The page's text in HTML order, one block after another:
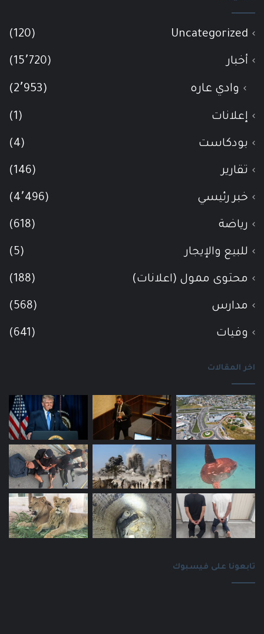
Uncategorized
(120)
أخبار (15٬720)
وادي عاره (2٬953)
إعلانات (1)
بودكاست (4)
تقارير (146)
خبر رئيسي (4٬496)
رياضة (618)
للبيع والإيجار (5)
محتوى ممول (اعلانات) (188)
مدارس (568)
وفيات (641)
اخر المقالات
تابعونا على فيسبوك